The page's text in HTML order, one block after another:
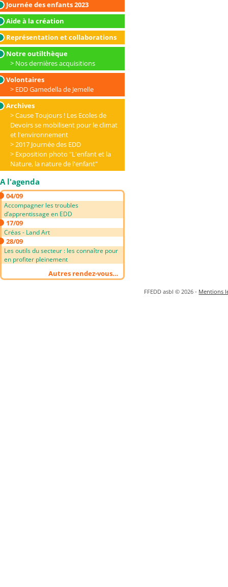
Journée des enfants 2023
Aide à la création
Représentation et collaborations
Notre outilthèque
Nos dernières acquisitions
Volontaires
EDD Gamedella de Jemelle
Archives
Cause Toujours ! Les Ecoles de
Devoirs se mobilisent pour le climat
et l'environnement
2017 Journée des EDD
Exposition photo "L'enfant et la
Nature, la nature de l'enfant"
A l'agenda
04/09
Accompagner les troubles
d’apprentissage en EDD
17/09
Créas - Land Art
28/09
Les outils du secteur : les connaître pour
en profiter pleinement
Autres rendez-vous…
FFEDD asbl © 2026 - Mentions